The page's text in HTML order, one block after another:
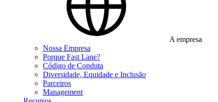
A empresa
Nossa Empresa
Porque Fast Lane?
Código de Conduta
Diversidade, Equidade e Inclusão
Parceiros
Management